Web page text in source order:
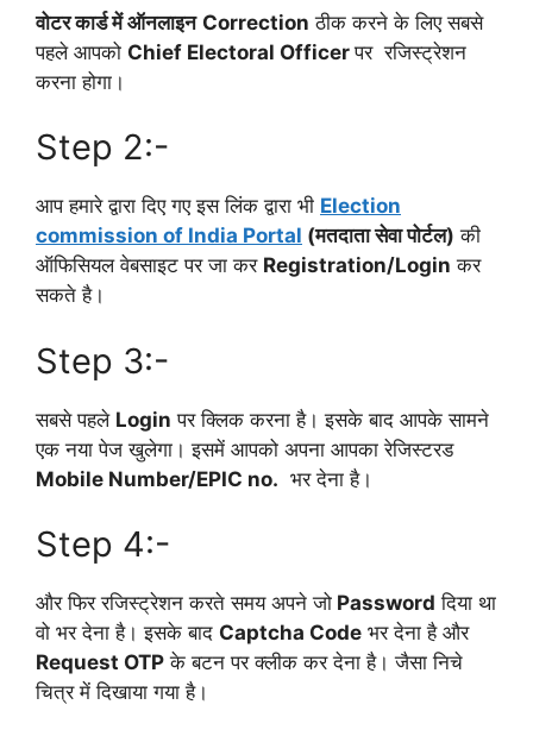
वोटर कार्ड में ऑनलाइन Correction ठीक करने के लिए सबसे
पहले आपको Chief Electoral Officerपर रजिस्ट्रेशन
करना होगा।
Step 2:-
आप हमारे द्वारा दिए गए इस लिंक द्वारा भी Election
commission of India Portal (मतदाता सेवा पोर्टल) की
ऑफिसियल वेबसाइट पर जा कर Registration/Login कर
सकते है।
Step 3:-
सबसे पहले Login पर क्लिक करना है। इसके बाद आपके सामने
एक नया पेज खुलेगा। इसमें आपको अपना आपका रेजिस्टरड
Mobile Number/EPIC no. भर देना है।
Step 4:-
और फिर रजिस्ट्रेशन करते समय अपने जो Password दिया था
वो भर देना है। इसके बाद Captcha Code भर देना है और
Request OTP के बटन पर क्लीक कर देना है। जैसा निचे
चित्र में दिखाया गया है।